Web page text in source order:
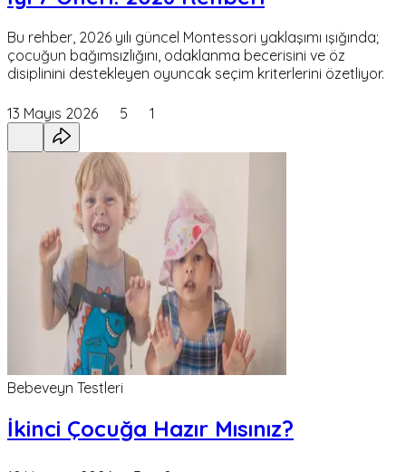
Bu rehber, 2026 yılı güncel Montessori yaklaşımı ışığında;
çocuğun bağımsızlığını, odaklanma becerisini ve öz
disiplinini destekleyen oyuncak seçim kriterlerini özetliyor.
13 Mayıs 2026 5 1
Bebeveyn Testleri
İkinci Çocuğa Hazır Mısınız?